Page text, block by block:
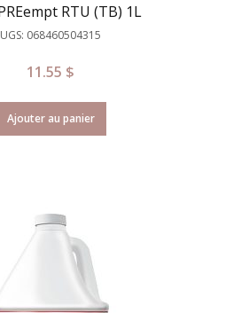
RTU (TB) 1L
UGS: 068460504315
11.55 $
Ajouter au panier